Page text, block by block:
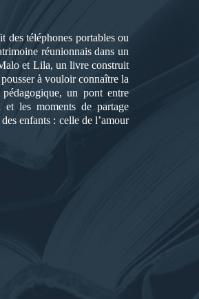
des téléphones portables ou
réunionnais dans un
et Lila, un livre construit
à vouloir connaître la
un pont entre
et les moments de partage
enfants : celle de l’amour